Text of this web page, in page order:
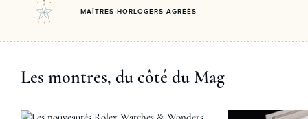
MAÎTRES HORLOGERS AGRÉÉS
Les montres, du côté du Mag